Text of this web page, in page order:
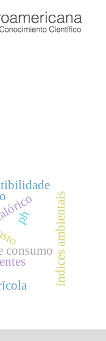
consumo índices ambientais
ph